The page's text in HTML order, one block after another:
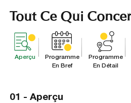
Tout Ce Qui
Aperçu
Programme
En Bref
Programme
En Détail
01 -Aperçu